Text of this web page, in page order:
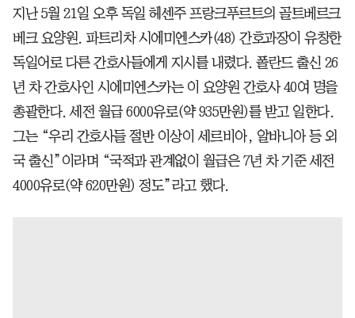
지난 5월 21일 오후 독일 헤센주 프랑크푸르트의 골트베르크
베크 요양원. 파트리차 시에미엔스카(48) 간호과장이 유창한
독일어로 다른 간호사들에게 지시를 내렸다. 폴란드 출신 26
년 차 간호사인 시에미엔스카는 이 요양원 간호사 40여 명을
총괄한다. 세전 월급 6000유로(약 935만원)를 받고 일한다.
그는 “우리 간호사들 절반 이상이 세르비아, 알바니아 등 외
국 출신”이라며 “국적과 관계없이 월급은 7년 차 기준 세전
4000유로(약 620만원) 정도”라고 했다.